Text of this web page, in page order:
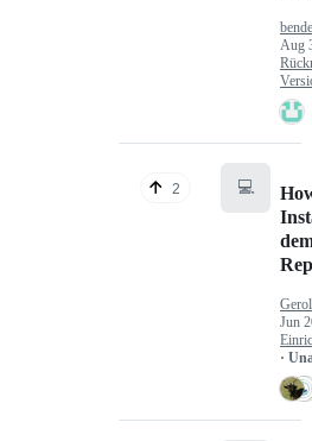
Aug
2 💻
Jun
·